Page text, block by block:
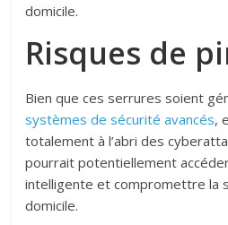
domicile.
Risques de
Bien que ces serrures soient
systèmes de sécurité avancés,
totalement à l’abri des
pourrait potentiellement
intelligente et compromettre la
domicile.